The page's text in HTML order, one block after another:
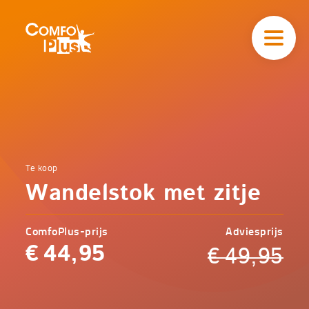
Home
Mobiliteit
Comfoplus
-
Te koop
Wandelstok met zitje
ComfoPlus-prijs
€ 44,95
Adviesprijs
€49,95
navigatieComfoPlus